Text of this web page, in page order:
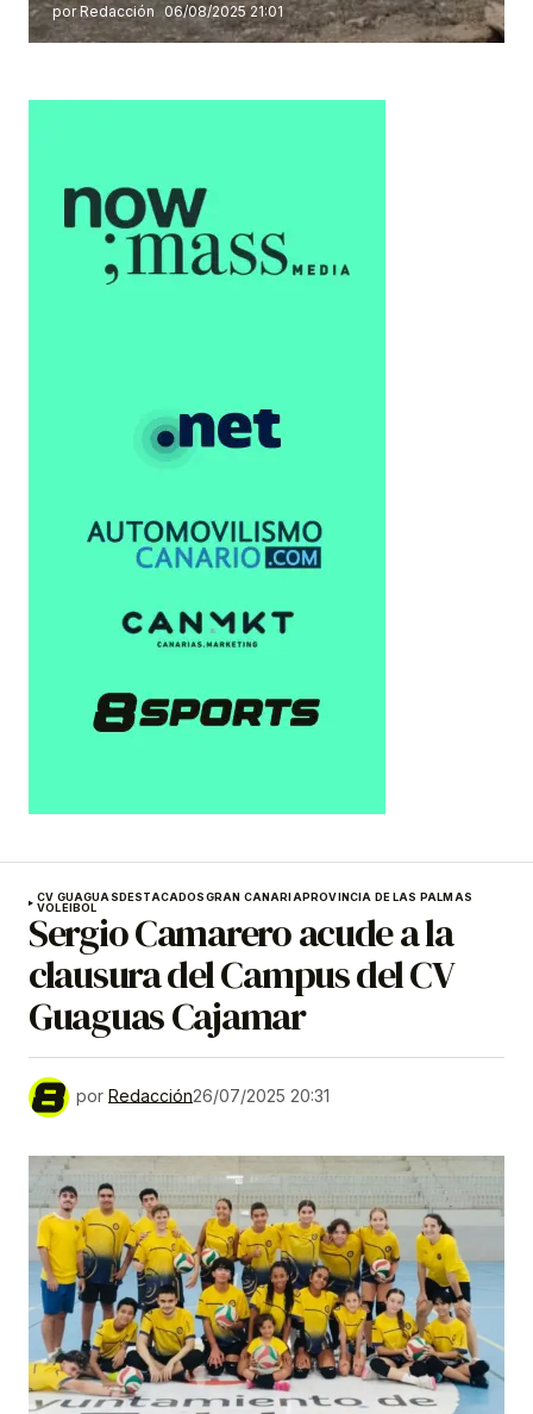
por Redacción 06/08/2025 21:01
CV GUAGUASDESTACADOSGRAN CANARIAPROVINCIA DE LAS PALMAS
VOLEIBOL
Sergio Camarero acude a la
clausura del Campus del CV
Guaguas Cajamar
por Redacción26/07/2025 20:31